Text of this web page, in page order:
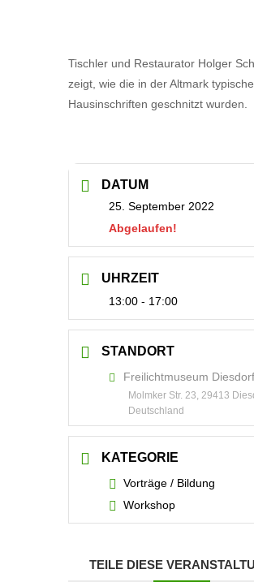
Tischler und Restaurator Holger
zeigt, wie die in der Altmark
Hausinschriften geschnitzt wurden.
DATUM
25. September 2022
Abgelaufen!
UHRZEIT
13:00 - 17:00
STANDORT
Freilichtmuseum Diesdorf
Molmker Str. 23, 29413
Deutschland
KATEGORIE
Vorträge / Bildung
Workshop
TEILE DIESE